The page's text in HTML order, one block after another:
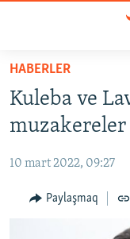
Esas
qaytmaq
Baş
qaytmaq
qaytmaq
HABERLER
SİYASET
CEMİYET
MEDENİYET
HABERLER
Kuleba ve
10 mart 2022, 09:27
Paylaşmaq